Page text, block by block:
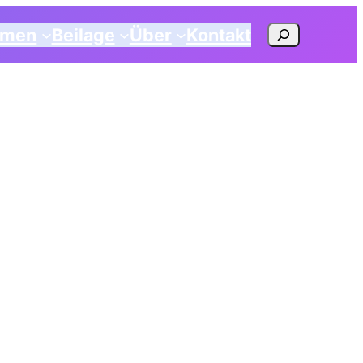
Beilage Über Kontakt Suchen